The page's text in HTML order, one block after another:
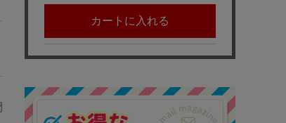
カートに入れる